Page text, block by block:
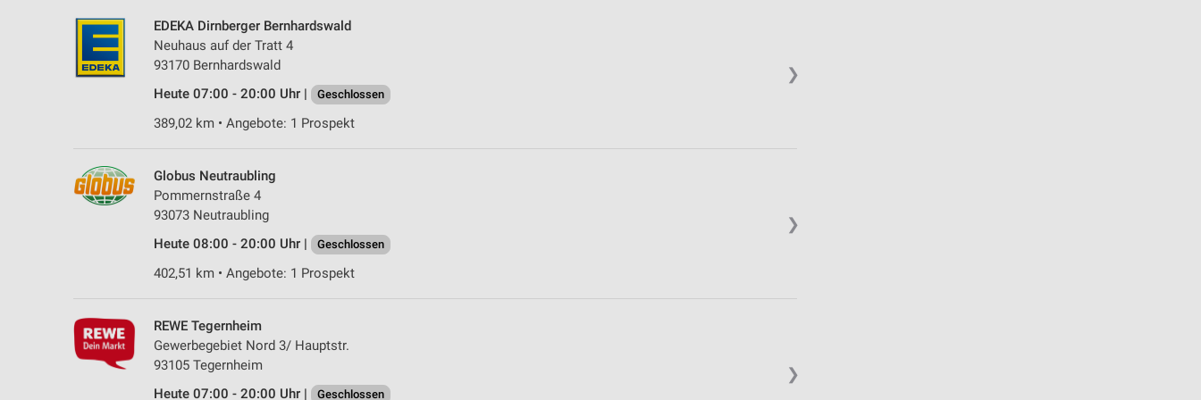
❯
EDEKA Dirnberger Bernhardswald
Neuhaus auf der Tratt 4
93170 Bernhardswald
Heute 07:00 - 20:00 Uhr |
Geschlossen
389,02 km • Angebote: 1 Prospekt
❯
Globus Neutraubling
Pommernstraße 4
93073 Neutraubling
Heute 08:00 - 20:00 Uhr |
Geschlossen
402,51 km • Angebote: 1 Prospekt
❯
REWE Tegernheim
Gewerbegebiet Nord 3/ Hauptstr.
93105 Tegernheim
Heute 07:00 - 20:00 Uhr |
Geschlossen